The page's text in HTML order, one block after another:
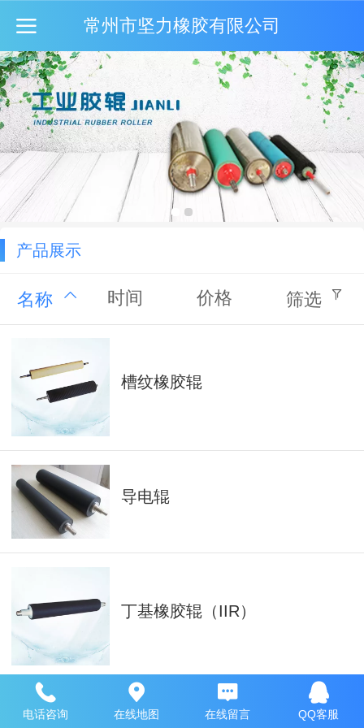
常州市坚力橡胶有限公司
产品展示
名称 时间 价格 筛选
槽纹橡胶辊
导电辊
丁基橡胶辊（IIR）
丁腈橡胶辊（NBR）
电话咨询 在线地图 在线留言 QQ客服